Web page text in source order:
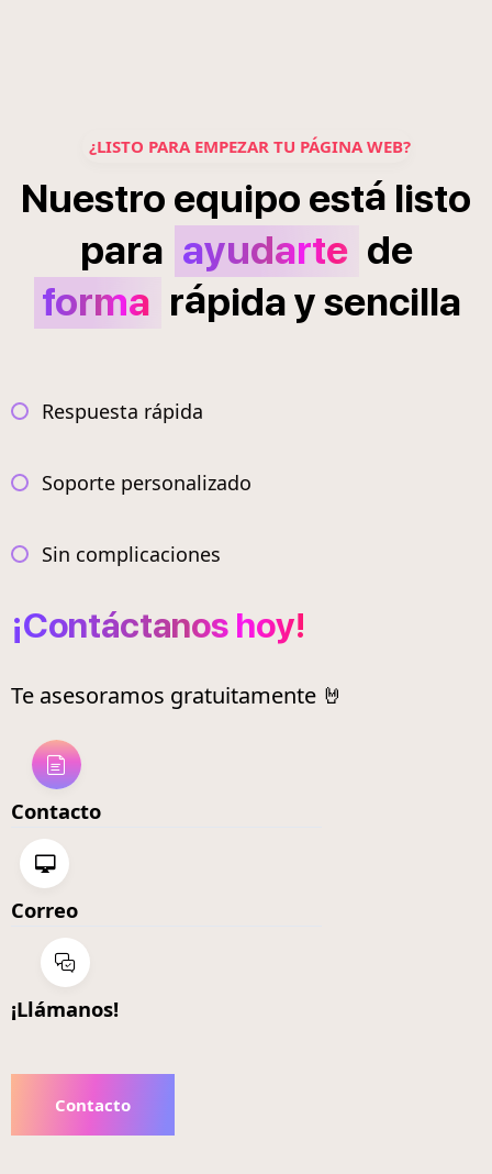
¿LISTO PARA EMPEZAR TU PÁGINA WEB?
Nuestro equipo está listo
para ayudarte de
forma rápidaysencilla
Respuesta rápida
Soporte personalizado
Sin complicaciones
¡Contáctanos hoy!
Te asesoramos gratuitamente 🤘
Contacto
Correo
¡Llámanos!
Contacto